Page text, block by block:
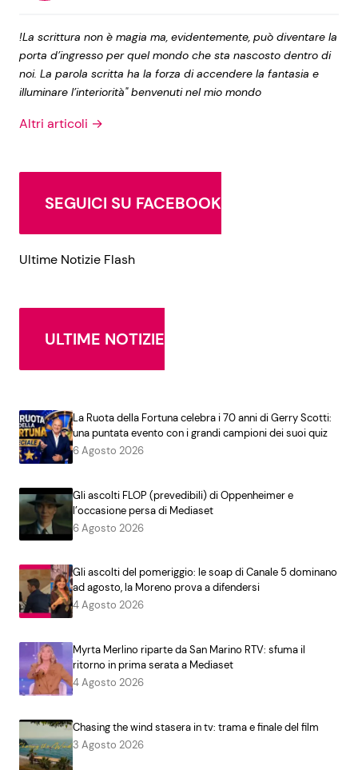
!La scrittura non è magia ma, evidentemente, può diventare la
porta d’ingresso per quel mondo che sta nascosto dentro di
noi. La parola scritta ha la forza di accendere la fantasia e
illuminare l’interiorità" benvenuti nel mio mondo
Altri articoli →
SEGUICI SU FACEBOOK
Ultime Notizie Flash
ULTIME NOTIZIE
La Ruota della Fortuna celebra i 70 anni di Gerry Scotti:
una puntata evento con i grandi campioni dei suoi quiz
6 Agosto 2026
Gli ascolti FLOP (prevedibili) di Oppenheimer e
l’occasione persa di Mediaset
6 Agosto 2026
Gli ascolti del pomeriggio: le soap di Canale 5 dominano
ad agosto, la Moreno prova a difendersi
4 Agosto 2026
Myrta Merlino riparte da San Marino RTV: sfuma il
ritorno in prima serata a Mediaset
4 Agosto 2026
Chasing the wind stasera in tv: trama e finale del film
3 Agosto 2026